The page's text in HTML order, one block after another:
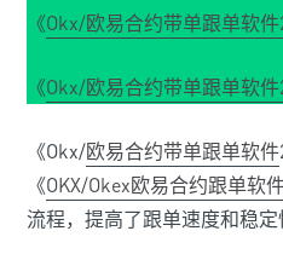
《Okx/欧易合约带单跟单软件
《Okx/欧易合约带单跟单软
《Okx/欧易合约带单跟单软件
《OKX/Okex欧易合约跟单软
流程，提高了跟单速度和稳定